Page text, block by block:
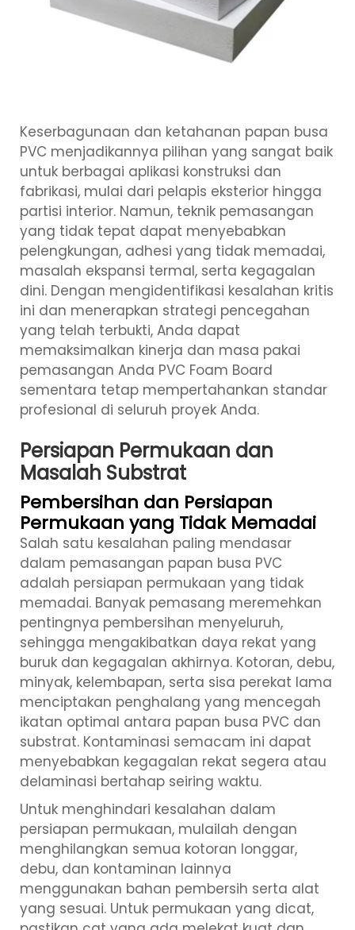
Keserbagunaan dan ketahanan papan busa
PVC menjadikannya pilihan yang sangat baik
untuk berbagai aplikasi konstruksi dan
fabrikasi, mulai dari pelapis eksterior hingga
partisi interior. Namun, teknik pemasangan
yang tidak tepat dapat menyebabkan
pelengkungan, adhesi yang tidak memadai,
masalah ekspansi termal, serta kegagalan
dini. Dengan mengidentifikasi kesalahan kritis
ini dan menerapkan strategi pencegahan
yang telah terbukti, Anda dapat
memaksimalkan kinerja dan masa pakai
pemasangan Anda PVC Foam Board
sementara tetap mempertahankan standar
profesional di seluruh proyek Anda.
Persiapan Permukaan dan
Masalah Substrat
Pembersihan dan Persiapan
Permukaan yang Tidak Memadai
Salah satu kesalahan paling mendasar
dalam pemasangan papan busa PVC
adalah persiapan permukaan yang tidak
memadai. Banyak pemasang meremehkan
pentingnya pembersihan menyeluruh,
sehingga mengakibatkan daya rekat yang
buruk dan kegagalan akhirnya. Kotoran, debu,
minyak, kelembapan, serta sisa perekat lama
menciptakan penghalang yang mencegah
ikatan optimal antara papan busa PVC dan
substrat. Kontaminasi semacam ini dapat
menyebabkan kegagalan rekat segera atau
delaminasi bertahap seiring waktu.
Untuk menghindari kesalahan dalam
persiapan permukaan, mulailah dengan
menghilangkan semua kotoran longgar,
debu, dan kontaminan lainnya
menggunakan bahan pembersih serta alat
yang sesuai. Untuk permukaan yang dicat,